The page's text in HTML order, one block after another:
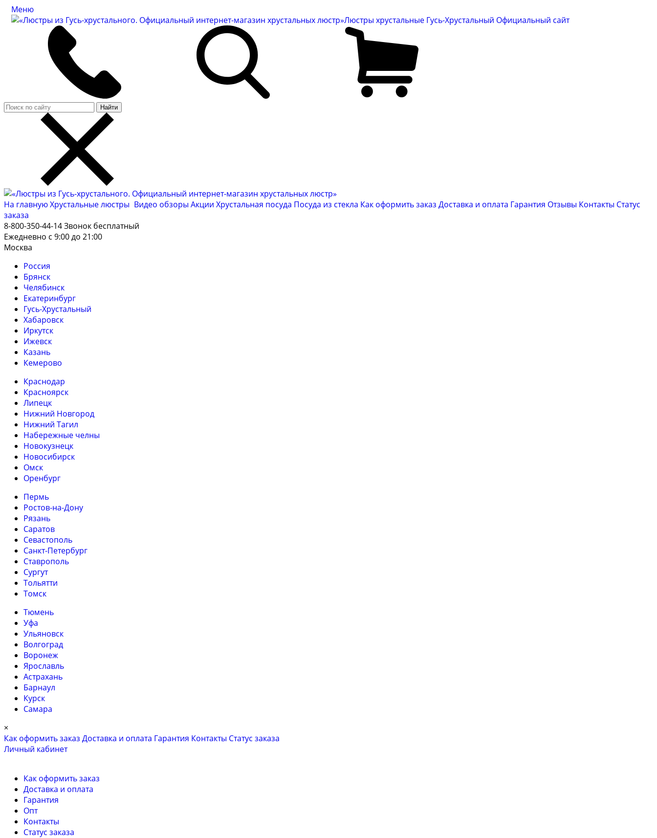
Меню
Люстры хрустальные Гусь-Хрустальный Официальный сайт
Найти
На главнуюХрустальные люстры Видео обзоры Акции Хрустальная посуда Посуда из стекла Как оформить заказ Доставка и оплата Гарантия Отзывы Контакты Cтатус
заказа
8-800-350-44-14Звонок бесплатный
Ежедневно с 9:00 до 21:00
Москва
Россия
Брянск
Челябинск
Екатеринбург
Гусь-Хрустальный
Хабаровск
Иркутск
Ижевск
Казань
Кемерово
Краснодар
Красноярск
Липецк
Нижний Новгород
Нижний Тагил
Набережные челны
Новокузнецк
Новосибирск
Омск
Оренбург
Пермь
Ростов-на-Дону
Рязань
Саратов
Севастополь
Санкт-Петербург
Ставрополь
Сургут
Тольятти
Томск
Тюмень
Уфа
Ульяновск
Волгоград
Воронеж
Ярославль
Астрахань
Барнаул
Курск
Самара
×
Как оформить заказ Доставка и оплата Гарантия Контакты Cтатус заказа
Личный кабинет
Как оформить заказ
Доставка и оплата
Гарантия
Опт
Контакты
Cтатус заказа